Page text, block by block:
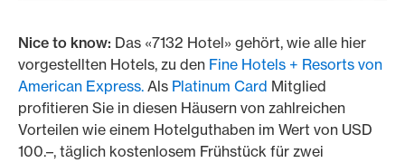
Nice to know: Das «7132 Hotel» gehört, wie alle hier
vorgestellten Hotels, zu den Fine Hotels + Resorts von
American Express. Als Platinum Card Mitglied
profitieren Sie in diesen Häusern von zahlreichen
Vorteilen wie einem Hotelguthaben im Wert von USD
100.–, täglich kostenlosem Frühstück für zwei